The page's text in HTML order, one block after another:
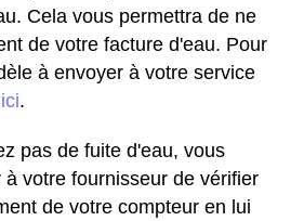
Cela vous permettra de ne
de votre facture d'eau. Pour
à envoyer à votre service
ici.
pas de fuite d'eau, vous
votre fournisseur de vérifier
de votre compteur en lui